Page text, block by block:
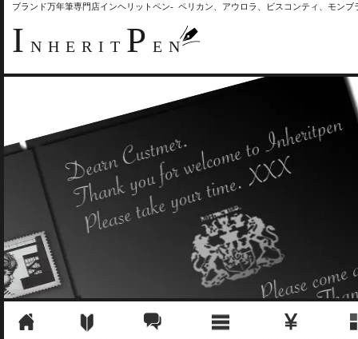
ブランド万年筆専門店インヘリットペン- ペリカン、アウロラ、ビスコンティ、モン
I NHERIT P EN